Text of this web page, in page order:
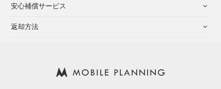
安心補償サービス
返却方法